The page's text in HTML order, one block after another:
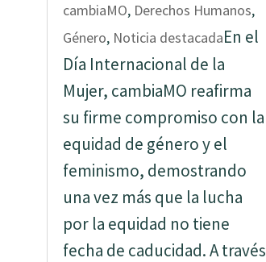
cambiaMO, Derechos Humanos,
Género, Noticia destacadaEn el
Día Internacional de la
Mujer, cambiaMO reafirma
su firme compromiso con la
equidad de género y el
feminismo, demostrando
una vez más que la lucha
por la equidad no tiene
fecha de caducidad. A través